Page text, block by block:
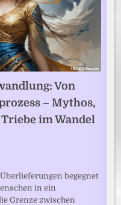
Von
– Mythos,
im Wandel
begegnet
in ein
Grenze zwischen